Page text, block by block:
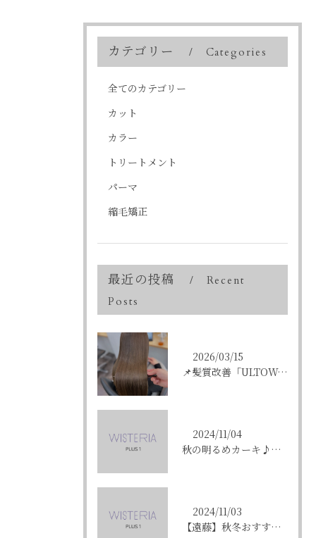
カテゴリー Categories
全てのカテゴリー
カット
カラー
トリートメント
パーマ
縮毛矯正
最近の投稿
Recent
Posts
2026/03/15
📌髪質改善「ULTOWAトリートメント」はこんな方にオススメ...
2024/11/04
秋の明るめカーキ♪〈ikumi〉
2024/11/03
【遠藤】秋冬おすすめの艶カラー「ショコラブラウン」